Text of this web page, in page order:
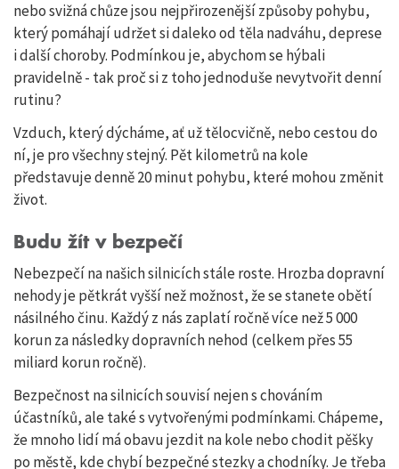
nebo svižná chůze jsou nejpřirozenější způsoby pohybu,
který pomáhají udržet si daleko od těla nadváhu, deprese
i další choroby. Podmínkou je, abychom se hýbali
pravidelně - tak proč si z toho jednoduše nevytvořit denní
rutinu?
Vzduch, který dýcháme, ať už tělocvičně, nebo cestou do
ní, je pro všechny stejný. Pět kilometrů na kole
představuje denně 20 minut pohybu, které mohou změnit
život.
Budu žít v bezpečí
Nebezpečí na našich silnicích stále roste. Hrozba dopravní
nehody je pětkrát vyšší než možnost, že se stanete obětí
násilného činu. Každý z nás zaplatí ročně více než 5 000
korun za následky dopravních nehod (celkem přes 55
miliard korun ročně).
Bezpečnost na silnicích souvisí nejen s chováním
účastníků, ale také s vytvořenými podmínkami. Chápeme,
že mnoho lidí má obavu jezdit na kole nebo chodit pěšky
po městě, kde chybí bezpečné stezky a chodníky. Je třeba